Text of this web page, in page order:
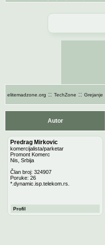
elitemadzone.org :: TechZone :: Grejanje
Autor
Predrag Mirkovic
komercijalista/parketar
Promont Komerc
Nis, Srbija
Član broj: 324907
Poruke: 26
*.dynamic.isp.telekom.rs.
Profil